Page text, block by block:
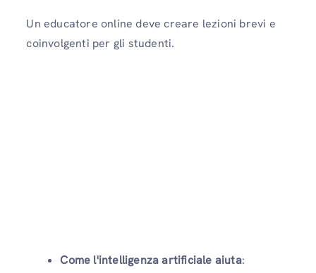
Un educatore online deve creare lezioni brevi e
coinvolgenti per gli studenti.
Come l'intelligenza artificiale aiuta: